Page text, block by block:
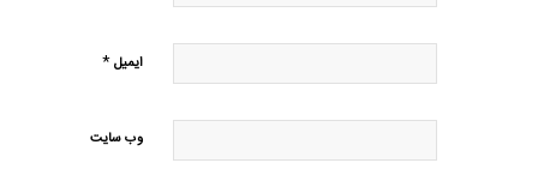
ایمیل*
وب‌ سایت